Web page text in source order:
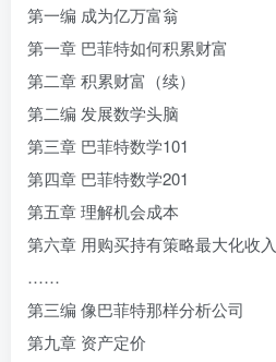
第一编 成为亿万富翁
第一章 巴菲特如何积累财富
第二章 积累财富（续）
第二编 发展数学头脑
第三章 巴菲特数学101
第四章 巴菲特数学201
第五章 理解机会成本
第六章 用购买持有策略最大化收入
……
第三编 像巴菲特那样分析公司
第九章 资产定价